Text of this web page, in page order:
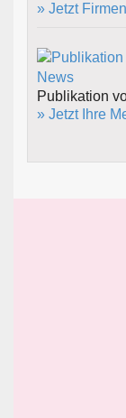
» Jetzt
Publikation
» Jetzt Ihre